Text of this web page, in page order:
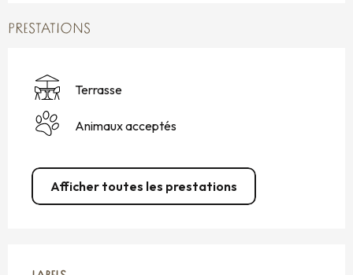
PRESTATIONS
Terrasse
Animaux acceptés
Afficher toutes les prestations